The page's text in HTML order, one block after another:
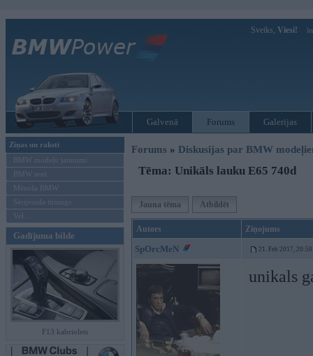
Sveiks, Viesi!
Galvenā Forums Galerijas
Ziņas un raksti
BMW modeļu jaunumi
BMW testi
Mēneša BMW
Sērijveida tūnings
Vel...
Gadījuma bilde
F13 kabriolets
Forums » Diskusijas par BMW
Tēma: Unikāls lauku E65 740d
Jauna tēma Atbildēt
Autors Ziņojums
SpOrcMeN 21. Feb 2017, 20:50
unikals